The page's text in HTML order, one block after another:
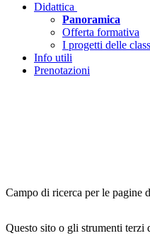
Didattica
Panoramica
Offerta formativa
I progetti delle
Info utili
Prenotazioni
Campo di ricerca per le pagine
Questo sito o gli strumenti terzi